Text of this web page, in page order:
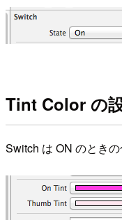
Tint Color の
Switch は ON のとき